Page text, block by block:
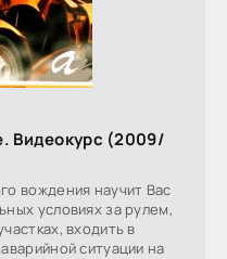
Видеокурс (2009/
вождения научит Вас
условиях за рулем,
входить в
ситуации на